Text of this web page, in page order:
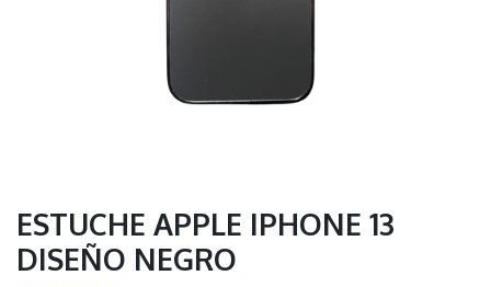
ESTUCHE APPLE IPHONE 13
DISEÑO NEGRO